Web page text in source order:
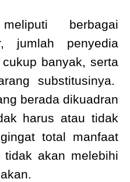
berbagai
jumlah penyedia
banyak, serta
substitusinya.
berada dikuadran
harus atau tidak
total manfaat
akan melebihi